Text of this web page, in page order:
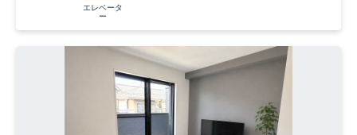
エレベータ
ー